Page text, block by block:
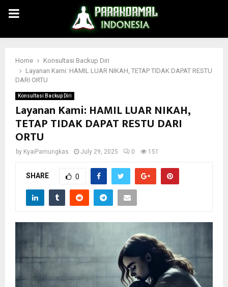
PRIMARY
MENU
Home
Konsultasi Backup Diri
Layanan Kami: HAMIL LUAR NIKAH, TETAP TIDAK DAPAT RESTU
DARI ORTU
Konsultasi Backup Diri
Layanan Kami: HAMIL LUAR NIKAH,
TETAP TIDAK DAPAT RESTU DARI
ORTU
by KyaiPamungkas July 29, 2025 0 151
SHARE 0